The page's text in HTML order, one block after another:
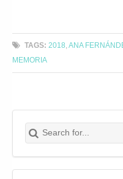
TAGS: 2018 ,ANA
MEMORIA
Search for:
Buscar